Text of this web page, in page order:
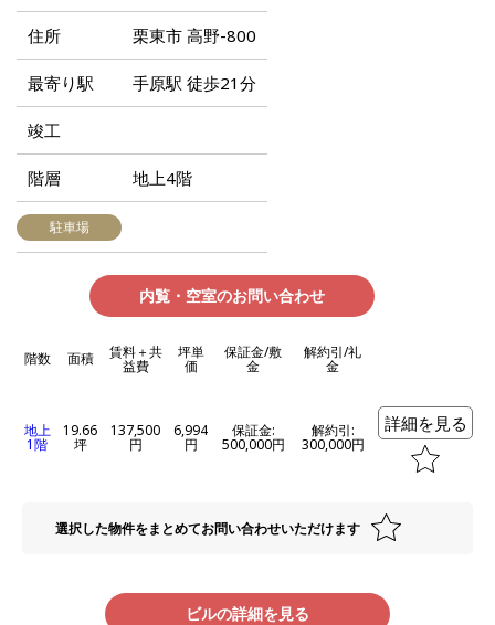
住所 栗東市 高野-800
最寄り駅 手原駅 徒歩21分
竣工
階層 地上4階
駐車場
内覧・空室のお問い合わせ
階数 面積 賃料＋共
益費
坪単
価
保証金/敷
金
解約引/礼
金
地上
1階
19.66
坪
137,500
円
6,994
円
保証金:
500,000円
解約引:
300,000円
詳細を見る
選択した物件をまとめてお問い合わせいただけます
ビルの詳細を見る